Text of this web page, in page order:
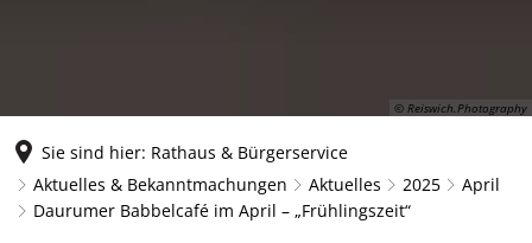
© Reiswich.Photography
Sie sind hier: Rathaus & Bürgerservice
Aktuelles & Bekanntmachungen
Aktuelles 2025
April
Daurumer Babbelcafé im April – „Frühlingszeit“